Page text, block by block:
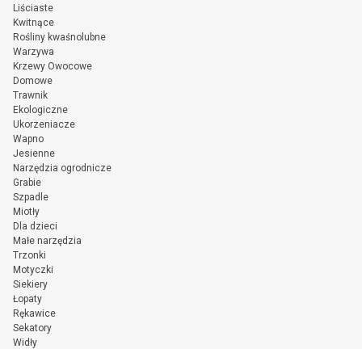
Liściaste
Kwitnące
Rośliny kwaśnolubne
Warzywa
Krzewy Owocowe
Domowe
Trawnik
Ekologiczne
Ukorzeniacze
Wapno
Jesienne
Narzędzia ogrodnicze
Grabie
Szpadle
Miotły
Dla dzieci
Małe narzędzia
Trzonki
Motyczki
Siekiery
Łopaty
Rękawice
Sekatory
Widły